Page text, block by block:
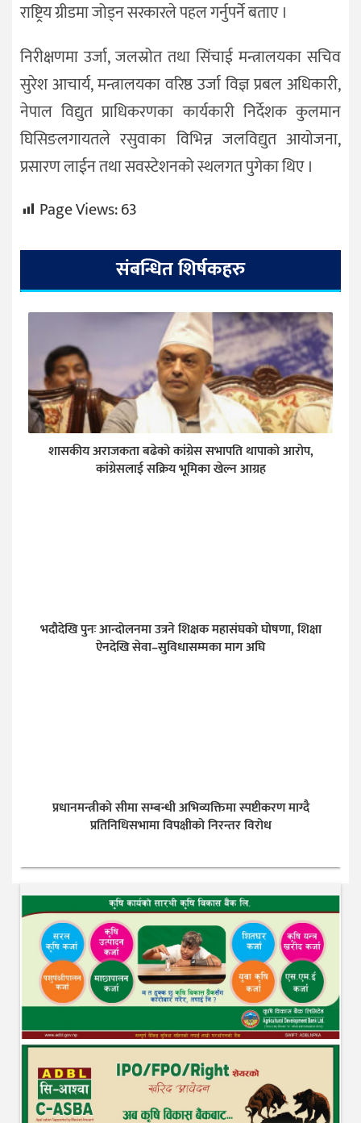
राष्ट्रिय ग्रीडमा जोड्न सरकारले पहल गर्नुपर्ने बताए ।
निरीक्षणमा उर्जा, जलस्रोत तथा सिंचाई मन्त्रालयका सचिव
सुरेश आचार्य, मन्त्रालयका वरिष्ठ उर्जा विज्ञ प्रबल अधिकारी,
नेपाल विद्युत प्राधिकरणका कार्यकारी निर्देशक कुलमान
घिसिङलगायतले रसुवाका विभिन्न जलविद्युत आयोजना,
प्रसारण लाईन तथा सवस्टेशनको स्थलगत पुगेका थिए ।
Page Views:63
संबन्धित शिर्षकहरु
शासकीय अराजकता बढेको कांग्रेस सभापति थापाको आरोप,
कांग्रेसलाई सक्रिय भूमिका खेल्न आग्रह
भदौदेखि पुनः आन्दोलनमा उत्रने शिक्षक महासंघको घोषणा, शिक्षा
ऐनदेखि सेवा–सुविधासम्मका माग अघि
प्रधानमन्त्रीको सीमा सम्बन्धी अभिव्यक्तिमा स्पष्टीकरण माग्दै
प्रतिनिधिसभामा विपक्षीको निरन्तर विरोध